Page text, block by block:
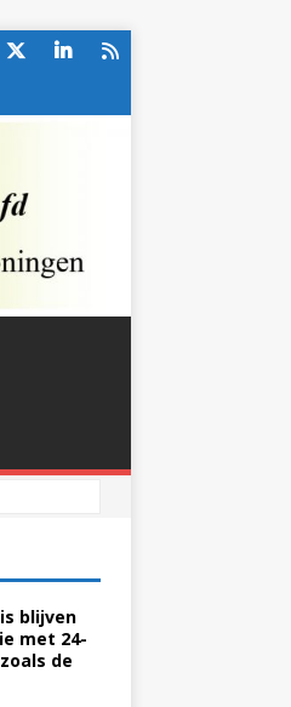
blijven
met 24-
de